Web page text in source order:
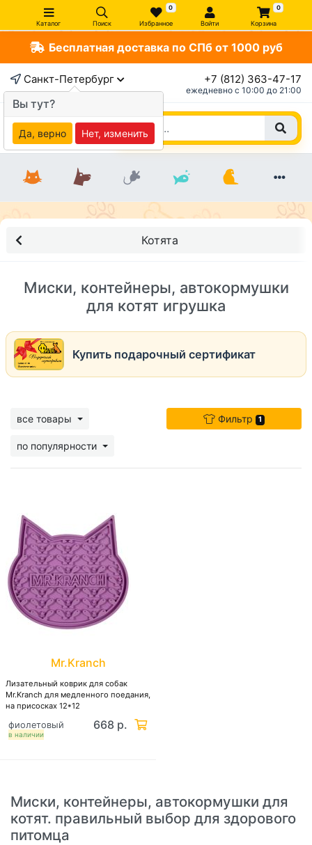
Каталог Поиск
0
Избранное Войти
0
Корзина
Бесплатная доставка по СПб от 1000 руб
Санкт-Петербург +7 (812) 363-47-17
ежедневно c 10:00 до 21:00
Котята
Миски, контейнеры, автокормушки
для котят игрушка
Купить подарочный сертификат
все товары
по популярности
Фильтр 1
Mr.Kranch
Лизательный коврик для собак
Mr.Kranch для медленного поедания,
на присосках 12*12
в наличии
фиолетовый 668 р.
Миски, контейнеры, автокормушки для
котят. правильный выбор для здорового
питомца
Вы тут?
Да, верно Нет, изменить